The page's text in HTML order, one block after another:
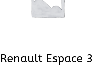
Renault Espace 3